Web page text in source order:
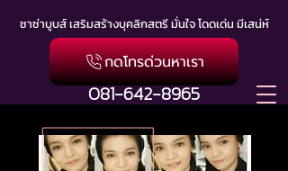
ซาซ่าบูบส์ เสริมสร้างบุคลิกสตรี มั่นใจ โดดเด่น มีเสน่ห์
081-642-8965
กดโทรด่วนหาเรา